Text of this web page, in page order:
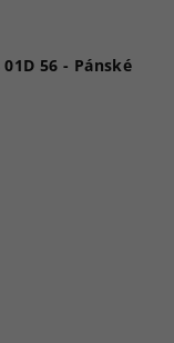
Timberland sluneční brýle TB00043 01D 56 - Pánské